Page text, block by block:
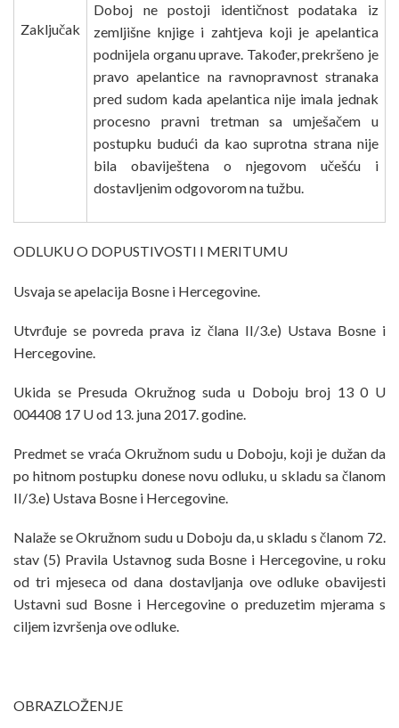
Zaključak
Doboj ne postoji identičnost podataka iz
zemljišne knjige i zahtjeva koji je apelantica
podnijela organu uprave. Također, prekršeno je
pravo apelantice na ravnopravnost stranaka
pred sudom kada apelantica nije imala jednak
procesno pravni tretman sa umješačem u
postupku budući da kao suprotna strana nije
bila obaviještena o njegovom učešću i
dostavljenim odgovorom na tužbu.
ODLUKU O DOPUSTIVOSTI I MERITUMU
Usvaja se apelacija Bosne i Hercegovine.
Utvrđuje se povreda prava iz člana II/3.e) Ustava Bosne i
Hercegovine.
Ukida se Presuda Okružnog suda u Doboju broj 13 0 U
004408 17 U od 13. juna 2017. godine.
Predmet se vraća Okružnom sudu u Doboju, koji je dužan da
po hitnom postupku donese novu odluku, u skladu sa članom
II/3.e) Ustava Bosne i Hercegovine.
Nalaže se Okružnom sudu u Doboju da, u skladu s članom 72.
stav (5) Pravila Ustavnog suda Bosne i Hercegovine, u roku
od tri mjeseca od dana dostavljanja ove odluke obavijesti
Ustavni sud Bosne i Hercegovine o preduzetim mjerama s
ciljem izvršenja ove odluke.
OBRAZLOŽENJE